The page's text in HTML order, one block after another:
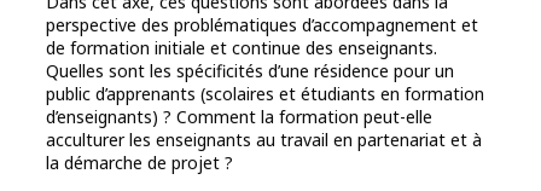
perspective des problématiques d’accompagnement et
de formation initiale et continue des enseignants.
Quelles sont les spécificités d’une résidence pour un
public d’apprenants (scolaires et étudiants en formation
d’enseignants) ? Comment la formation peut-elle
acculturer les enseignants au travail en partenariat et à
la démarche de projet ?